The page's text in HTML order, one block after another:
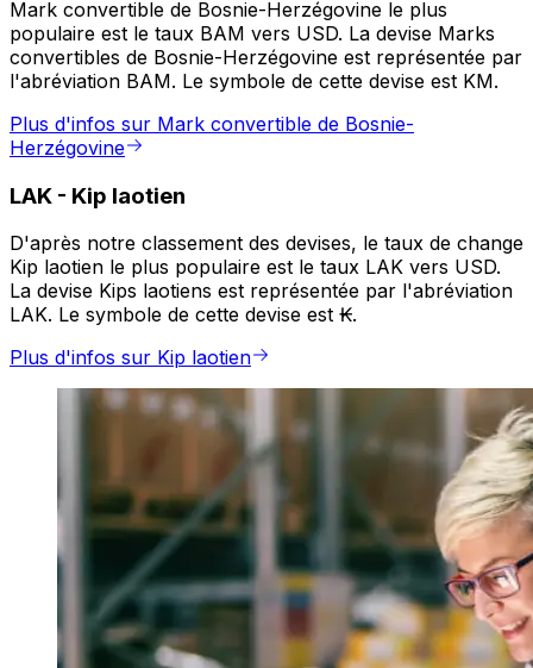
Mark convertible de Bosnie-Herzégovine le plus
populaire est le taux BAM vers USD. La devise Marks
convertibles de Bosnie-Herzégovine est représentée par
l'abréviation BAM. Le symbole de cette devise est KM.
Plus d'infos sur Mark convertible de Bosnie-
Herzégovine
LAK - Kip laotien
D'après notre classement des devises, le taux de change
Kip laotien le plus populaire est le taux LAK vers USD.
La devise Kips laotiens est représentée par l'abréviation
LAK. Le symbole de cette devise est ₭.
Plus d'infos sur Kip laotien